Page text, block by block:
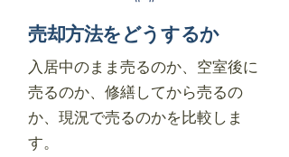
売却方法をどうするか
入居中のまま売るのか、空室後に
売るのか、修繕してから売るの
か、現況で売るのかを比較しま
す。